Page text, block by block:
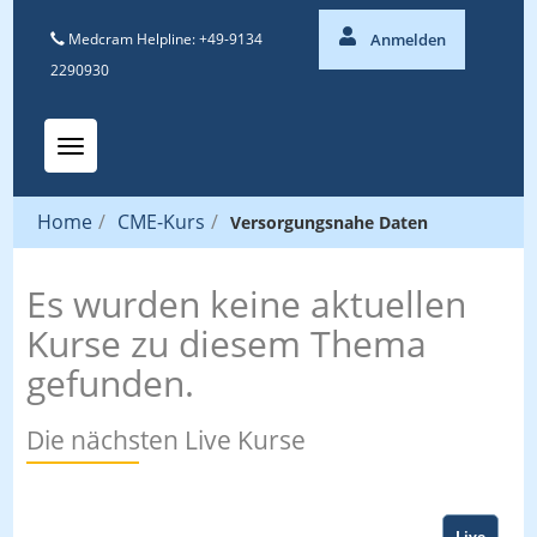
Medcram Helpline: +49-9134
2290930
Anmelden
Toggle navigation
Home / CME-Kurs / Versorgungsnahe Daten
Es wurden keine aktuellen
Kurse zu diesem Thema
gefunden.
Die nächsten Live Kurse